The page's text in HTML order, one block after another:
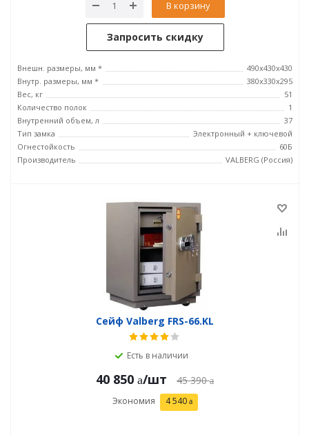
В корзину
Запросить скидку
Внешн. размеры, мм *
490x430x430
Внутр. размеры, мм *
380x330x295
Вес, кг
51
Количество полок
1
Внутренний объем, л
37
Тип замка
Электронный + ключевой
Огнестойкость
60Б
Производитель
VALBERG (Россия)
Сейф Valberg FRS-66.KL
Есть в наличии
40 850 /шт 45 390
Экономия 4 540